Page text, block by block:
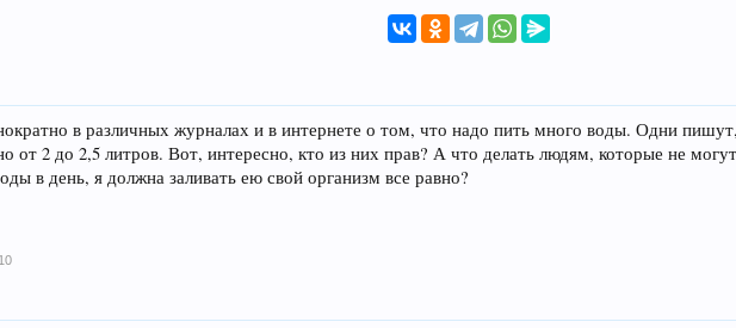
в различных журналах и в интернете о том, что надо пить много воды. Одни
от 2 до 2,5 литров. Вот, интересно, кто из них прав? А что делать людям, которые не
в день, я должна заливать ею свой организм все равно?